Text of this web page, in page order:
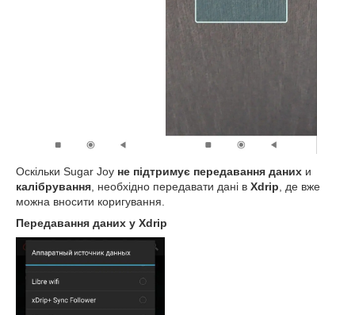
Оскільки Sugar Joy не підтримує передавання даних и
калібрування , необхідно передавати дані в Xdrip , де вже
можна вносити коригування.
Передавання даних у Xdrip